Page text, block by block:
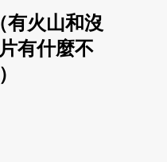
有火山和沒
有什麼不